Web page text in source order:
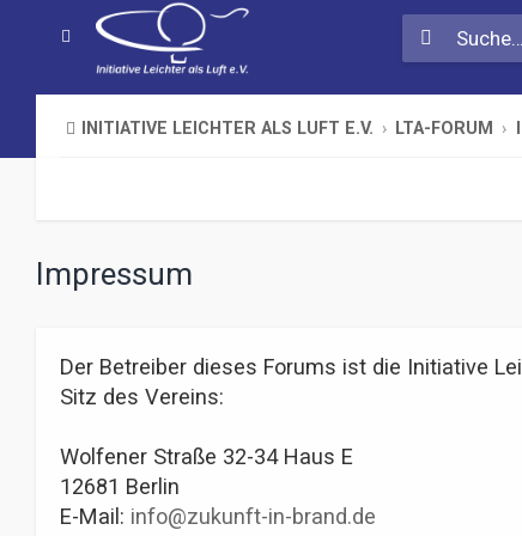
INITIATIVE LEICHTER ALS LUFT E.V. LTA-FORUM
Impressum
Der Betreiber dieses Forums ist die Initiative
Sitz des Vereins:
Wolfener Straße 32-34 Haus E
12681 Berlin
E-Mail: info@zukunft-in-brand.de